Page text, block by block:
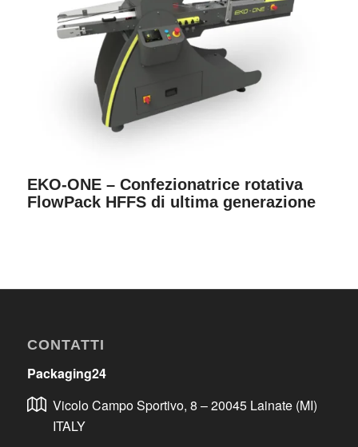
EKO-ONE – Confezionatrice rotativa
FlowPack HFFS di ultima generazione
CONTATTI
Packaging24
Vicolo Campo Sportivo, 8 – 20045 Lainate (MI)
ITALY